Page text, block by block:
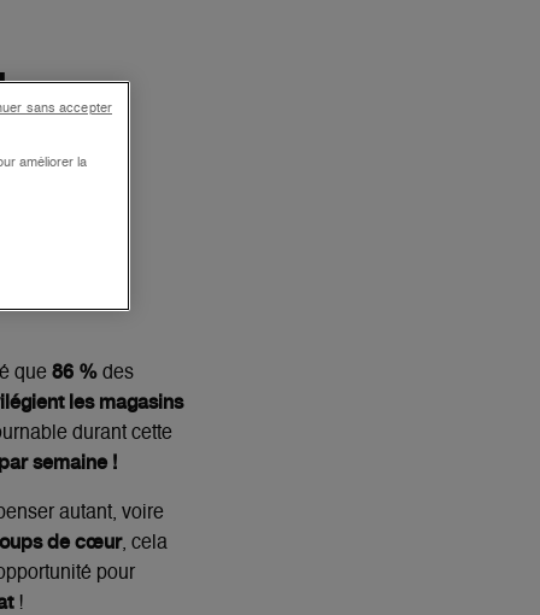
que86 %des
les magasins
durant cette
semaine !
autant, voire
de cœur, cela
pour
!
améliorer la
sans accepter